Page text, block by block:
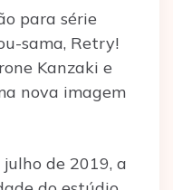
para série
sama, Retry!
Kanzaki e
nova imagem
de 2019, a